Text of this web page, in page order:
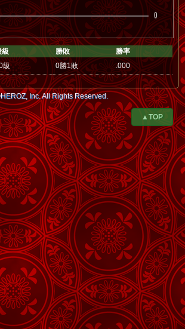
級 勝敗
勝率
級 0勝1敗 .000
Inc. All Rights Reserved.
▲TOP